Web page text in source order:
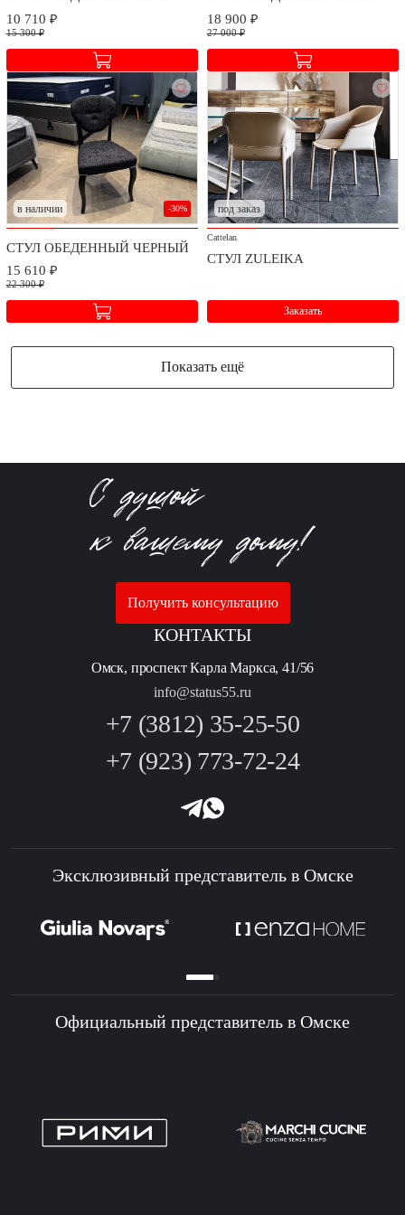
договора в зависимости от географического расположения.
10 710 ₽
15 300 ₽
18 900 ₽
27 000 ₽
-30%
в наличии
СТУЛ ОБЕДЕННЫЙ ЧЕРНЫЙ
15 610 ₽
22 300 ₽
под заказ
Cattelan
СТУЛ ZULEIKA
Заказать
Показать ещё
Получить консультацию
КОНТАКТЫ
Омск, проспект Карла Маркса, 41/56
info@status55.ru
+7 (3812) 35-25-50
+7 (923) 773-72-24
Эксклюзивный представитель в Омске
Официальный представитель в Омске